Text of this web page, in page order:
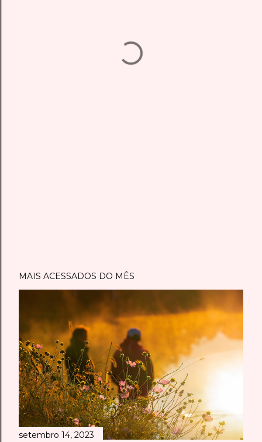
MAIS ACESSADOS DO MÊS
setembro 14, 2023